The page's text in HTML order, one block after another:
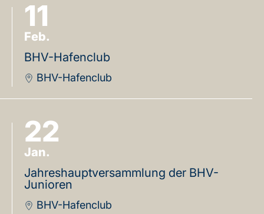
11
Feb.
BHV-Hafenclub
BHV-Hafenclub
22
Jan.
Jahreshauptversammlung der BHV-
Junioren
BHV-Hafenclub